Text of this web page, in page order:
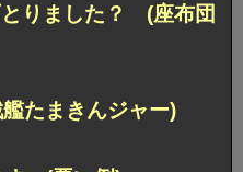
りました？ (座布団
たまきんジャー)